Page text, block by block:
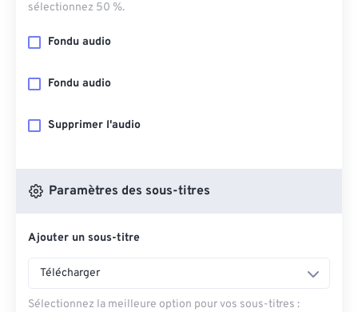
sélectionnez 50 %.
Fondu audio
Fondu audio
Supprimer l'audio
Paramètres des sous-titres
Ajouter un sous-titre
Télécharger
Sélectionnez la meilleure option pour vos sous-titres :